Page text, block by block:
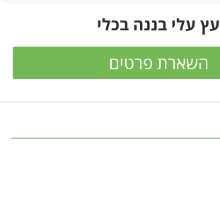
עץ עלי בננה בכלי
השארת פרטים